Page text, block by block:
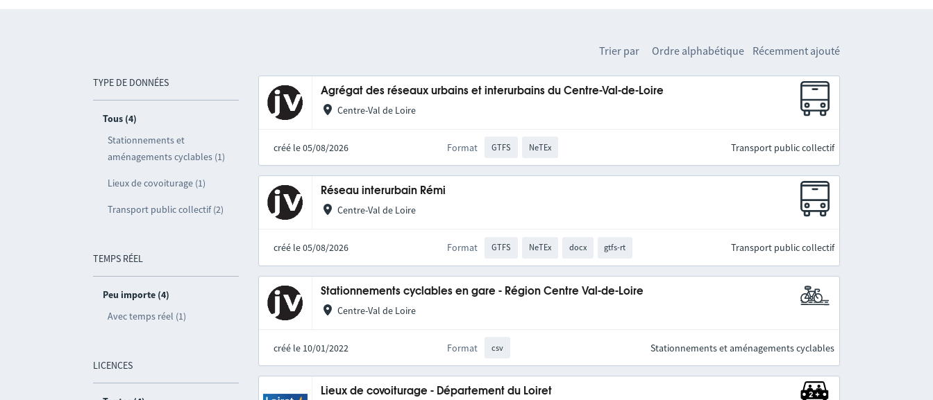
TYPE DE DONNÉES
Tous (4)
Stationnements et
aménagements cyclables (1)
Lieux de covoiturage (1)
Transport public collectif (2)
TEMPS RÉEL
Peu importe (4)
Avec temps réel (1)
LICENCES
Trier par Ordre alphabétique Récemment ajouté
Agrégat des réseaux urbains et interurbains du Centre-Val-de-Loire
Centre-Val de Loire
créé le 05/08/2026 Format GTFS NeTEx Transport public collectif
Réseau interurbain Rémi
Centre-Val de Loire
créé le 05/08/2026 Format GTFS NeTEx docx gtfs-rt Transport public collectif
Stationnements cyclables en gare - Région Centre Val-de-Loire
Centre-Val de Loire
créé le 10/01/2022 Format csv Stationnements et aménagements cyclables
Lieux de covoiturage - Département du Loiret